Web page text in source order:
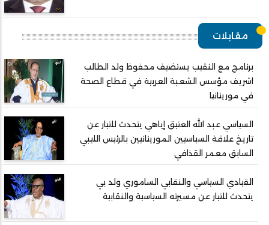
مقابلات
برنامج مع النقيب يستضيف محفوظ ولد الطالب
اشريف مؤسس الشعبة العربية في قطاع الصحة
في موريتانيا
السياسي عبد الله العتيق إياهي يتحدث للتيار عن
تاريخ علاقة السياسيين الموريتانيين بالرئيس الليبي
السابق معمر القذافي
القيادي السياسي والنقابي الساموري ولد بي
يتحدث للتيار عن مسيرته السياسية والنقابية